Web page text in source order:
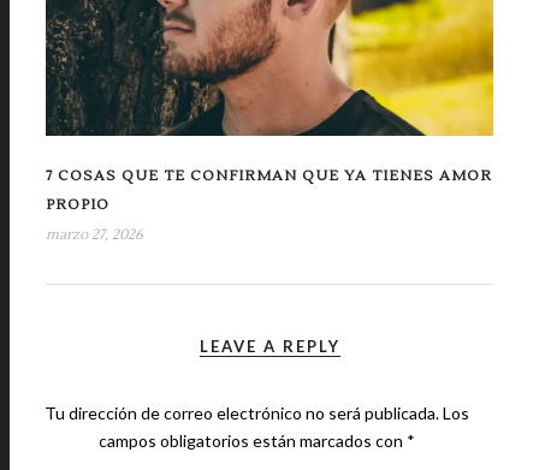
7 COSAS QUE TE CONFIRMAN QUE YA TIENES AMOR
PROPIO
marzo 27, 2026
LEAVE A REPLY
Tu dirección de correo electrónico no será publicada.Los
campos obligatorios están marcados con *